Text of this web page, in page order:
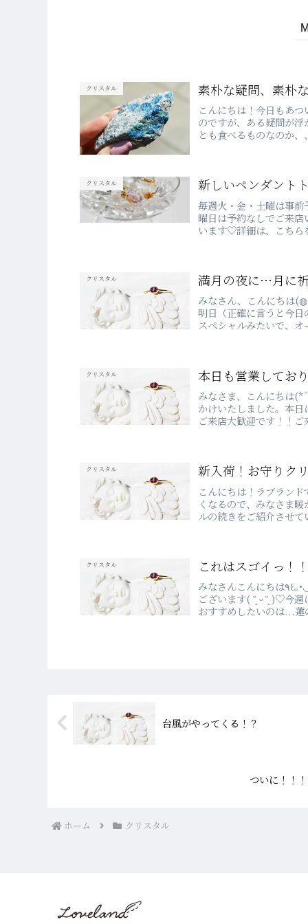
クリスタル 素朴な疑問、素朴
こんにちは！今日もあ
のですが、ある疑問が
とも食べるものなのか
クリスタル 新しいペンダント
毎週火・金・土曜は事
曜日は予約なしでご来
います♡詳細は、こち
クリスタル 満月の夜に…月に
みなさん、こんにちは
明日（正確に言うと今
スペシャルみたいで、
クリスタル 本日も営業してお
みなさま、こんにちは
かけいたしました。本
ご来店大歓迎です！！
クリスタル 新入荷！お守りク
こんにちは！ラブラン
くなるので、みなさま
ルの続きをご紹介させ
クリスタル これはスゴイっ！
みなさんこんにちは٩꒰｡•◡•｡꒱۶ みかです♫いつもブログを読んでいただきありがとう
ございます( ˘͈ ᵕ ˘͈ )♡今
おすすめしたいのは...
台風がやってくる！？
ついに！！
ホーム クリスタル